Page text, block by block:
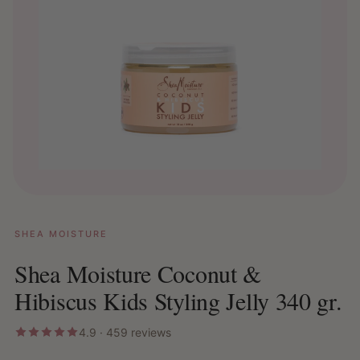
SHEA MOISTURE
Shea Moisture Coconut &
Hibiscus Kids Styling Jelly 340 gr.
4.9 · 459 reviews